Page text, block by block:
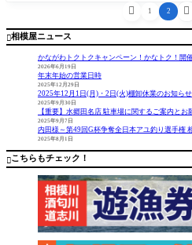
 1 2 
相模屋ニュース
かながわトクトクキャンペーン！かなトク！開
2026年6月19日
年末年始の営業日時
2025年12月29日
2025年12月1日(月)・2日(火)棚卸休業のお知らせ
2025年9月30日
【重要】水郷田名店 駐車場に関するご案内とお
2025年9月7日
内田様～第49回G杯争奪全日本アユ釣り選手権
2025年8月1日
こちらもチェック！